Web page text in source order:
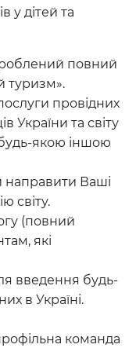
у дітей та
повний
туризм».
провідних
України та світу
якою іншою
направити Ваші
світу.
(повний
які
введення будь-
в Україні.
команда